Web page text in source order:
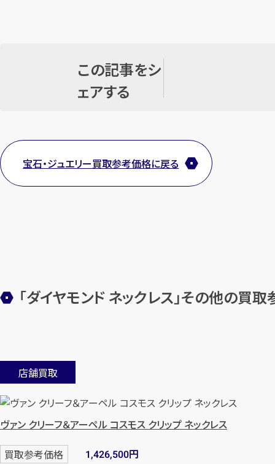
この記事をシ
ェアする
宝石・ジュエリー買取参考価格に戻る
「ダイヤモンド ネックレス」その他の買
店舗買取
ヴァン クリーフ＆アーペル コスモス クリップ ネックレス
買取参考価格 1,426,500円